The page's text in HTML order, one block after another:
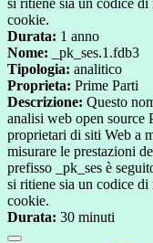
si ritiene sia un codice
cookie.
Durata: 1 anno
Nome: _pk_ses.1.fdb3
Tipologia: analitico
Proprieta: Prime Parti
Descrizione: Questo
analisi web open source
proprietari di siti Web a
misurare le prestazioni
prefisso _pk_ses è
si ritiene sia un codice
cookie.
Durata: 30 minuti